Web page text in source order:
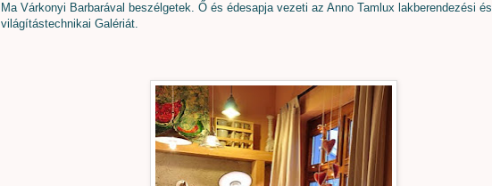
Ma Várkonyi Barbarával beszélgetek. Ő és édesapja vezeti az Anno Tamlux lakberendezési és
világítástechnikai Galériát.